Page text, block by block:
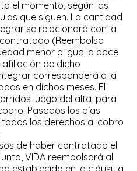
el momento, según las
que siguen. La cantidad
se relacionará con la
(Reembolso
menor o igual a doce
de dicho
corresponderá a la
en dichos meses. El
luego del alta, para
Pasados los días
los derechos al cobro
de haber contratado el
VIDA reembolsará al